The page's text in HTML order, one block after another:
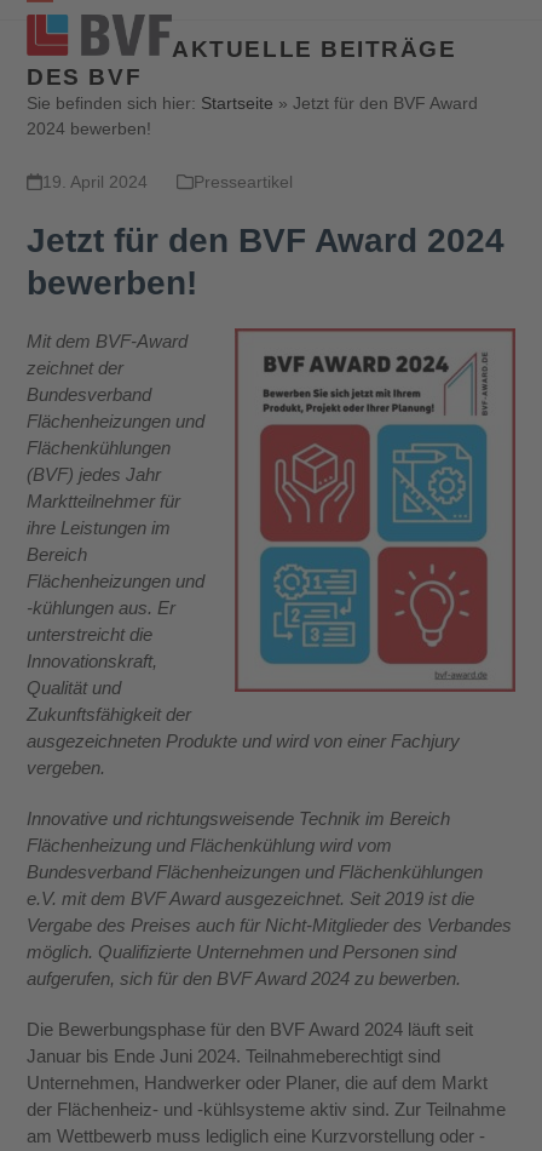
Open
mobile
menu
Close
mobile
menu
AKTUELLE BEITRÄGE
DES BVF
Sie befinden sich hier: Startseite »Jetzt für den BVF Award
2024 bewerben!
19. April 2024 Presseartikel
Jetzt für den BVF Award 2024
bewerben!
Mit dem BVF-Award
zeichnet der
Bundesverband
Flächenheizungen und
Flächenkühlungen
(BVF) jedes Jahr
Marktteilnehmer für
ihre Leistungen im
Bereich
Flächenheizungen und
-kühlungen aus. Er
unterstreicht die
Innovationskraft,
Qualität und
Zukunftsfähigkeit der
ausgezeichneten Produkte und wird von einer Fachjury
vergeben.
Innovative und richtungsweisende Technik im Bereich
Flächenheizung und Flächenkühlung wird vom
Bundesverband Flächenheizungen und Flächenkühlungen
e.V. mit dem BVF Award ausgezeichnet. Seit 2019 ist die
Vergabe des Preises auch für Nicht-Mitglieder des Verbandes
möglich. Qualifizierte Unternehmen und Personen sind
aufgerufen, sich für den BVF Award 2024 zu bewerben.
Die Bewerbungsphase für den BVF Award 2024 läuft seit
Januar bis Ende Juni 2024. Teilnahmeberechtigt sind
Unternehmen, Handwerker oder Planer, die auf dem Markt
der Flächenheiz- und -kühlsysteme aktiv sind. Zur Teilnahme
am Wettbewerb muss lediglich eine Kurzvorstellung oder -